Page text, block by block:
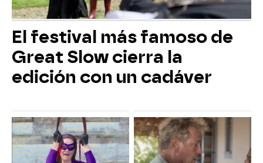
El festival más famoso de
Great Slow cierra la
edición con un cadáver